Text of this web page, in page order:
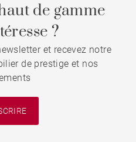
de gamme
?
et recevez notre
de prestige et nos